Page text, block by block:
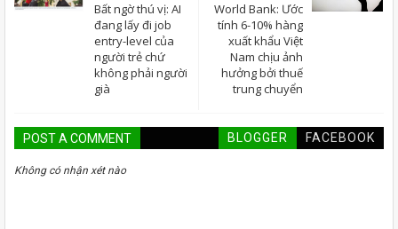
World Bank: Ước
tính 6-10% hàng
xuất khẩu Việt
Nam chịu ảnh
hưởng bởi thuế
trung chuyển
Bất ngờ thú vị: AI
đang lấy đi job
entry-level của
người trẻ chứ
không phải người
già
POST A COMMENT BLOGGER FACEBOOK
Không có nhận xét nào